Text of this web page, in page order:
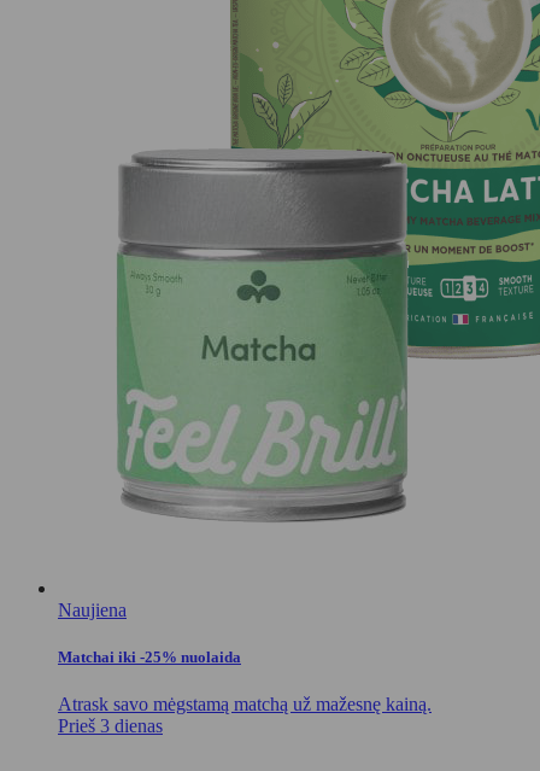
Naujiena
Matchai iki -25% nuolaida
Atrask savo mėgstamą matchą už mažesnę kainą.
Prieš 3 dienas